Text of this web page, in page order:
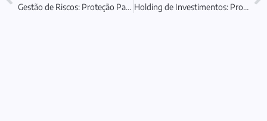
Gestão de Riscos: Proteção Patrimonial e Holding Offshore Holding de Investimentos: Proteção e Planejamento Patrimonial